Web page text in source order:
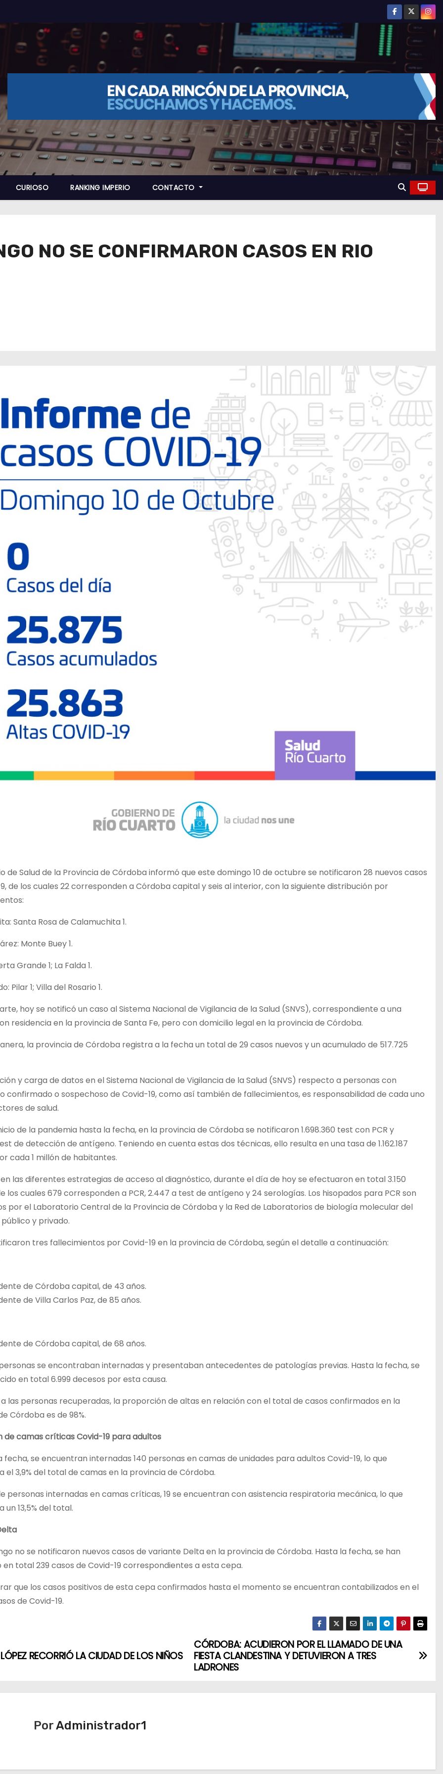
CURIOSO RANKING IMPERIO CONTACTO
NO SE CONFIRMARON CASOS EN RIO
de Salud de la Provincia de Córdoba informó que este domingo 10 de octubre se notificaron 28 nuevos casos
de los cuales 22 corresponden a Córdoba capital y seis al interior, con la siguiente distribución por
Santa Rosa de Calamuchita 1.
Monte Buey 1.
Grande 1; La Falda 1.
Pilar 1; Villa del Rosario 1.
hoy se notificó un caso al Sistema Nacional de Vigilancia de la Salud (SNVS), correspondiente a una
residencia en la provincia de Santa Fe, pero con domicilio legal en la provincia de Córdoba.
la provincia de Córdoba registra a la fecha un total de 29 casos nuevos y un acumulado de 517.725
y carga de datos en el Sistema Nacional de Vigilancia de la Salud (SNVS) respecto a personas con
confirmado o sospechoso de Covid-19, como así también de fallecimientos, es responsabilidad de cada uno
de salud.
de la pandemia hasta la fecha, en la provincia de Córdoba se notificaron 1.698.360 test con PCR y
de detección de antígeno. Teniendo en cuenta estas dos técnicas, ello resulta en una tasa de 1.162.187
cada 1 millón de habitantes.
las diferentes estrategias de acceso al diagnóstico, durante el día de hoy se efectuaron en total 3.150
los cuales 679 corresponden a PCR, 2.447 a test de antígeno y 24 serologías. Los hisopados para PCR son
por el Laboratorio Central de la Provincia de Córdoba y la Red de Laboratorios de biología molecular del
y privado.
tres fallecimientos por Covid-19 en la provincia de Córdoba, según el detalle a continuación:
de Córdoba capital, de 43 años.
de Villa Carlos Paz, de 85 años.
de Córdoba capital, de 68 años.
se encontraban internadas y presentaban antecedentes de patologías previas. Hasta la fecha, se
en total 6.999 decesos por esta causa.
las personas recuperadas, la proporción de altas en relación con el total de casos confirmados en la
Córdoba es de 98%.
de camas críticas Covid-19 para adultos
fecha, se encuentran internadas 140 personas en camas de unidades para adultos Covid-19, lo que
el 3,9% del total de camas en la provincia de Córdoba.
personas internadas en camas críticas, 19 se encuentran con asistencia respiratoria mecánica, lo que
un 13,5% del total.
no se notificaron nuevos casos de variante Delta en la provincia de Córdoba. Hasta la fecha, se han
total 239 casos de Covid-19 correspondientes a esta cepa.
que los casos positivos de esta cepa confirmados hasta el momento se encuentran contabilizados en el
de Covid-19.
CÓRDOBA: ACUDIERON POR EL LLAMADO DE UNA
FIESTA CLANDESTINA Y DETUVIERON A TRES
LADRONES
RECORRIÓ LA CIUDAD DE LOS NIÑOS
PorAdministrador1